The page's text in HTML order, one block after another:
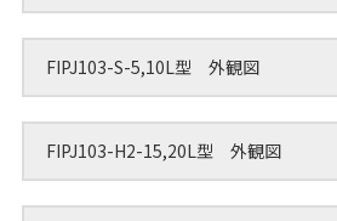
FIPJ103-S-5,10L型 外観図
FIPJ103-H2-15,20L型 外観図